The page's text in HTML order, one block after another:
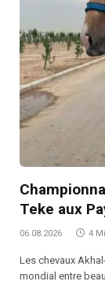
Teke aux
06.08.2026 4
Les chevaux
mondial entre